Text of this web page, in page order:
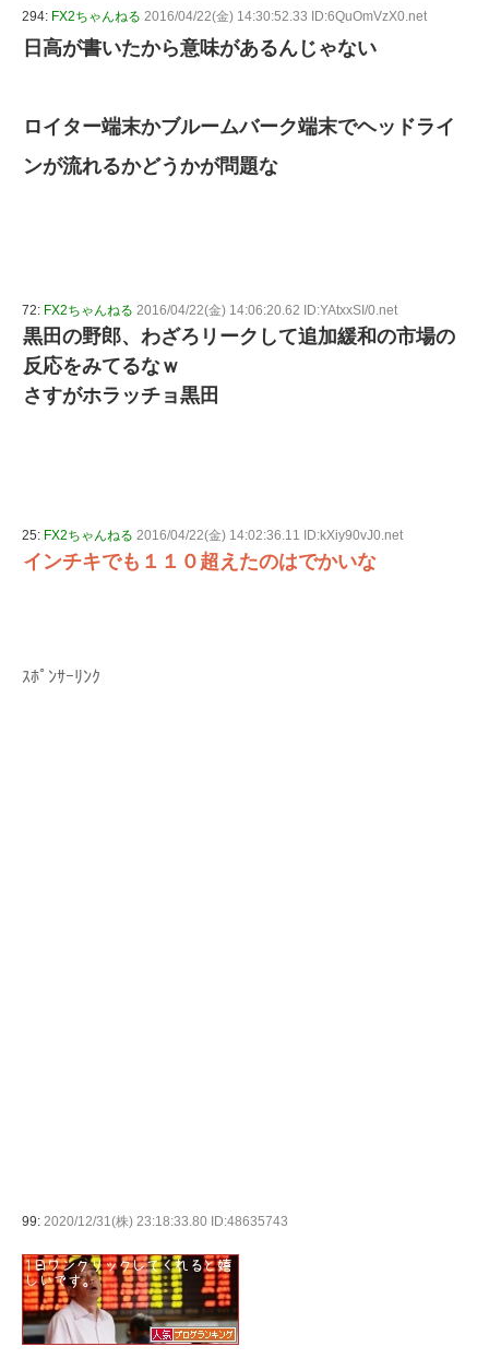
294: FX2ちゃんねる 2016/04/22(金) 14:30:52.33 ID:6QuOmVzX0.net
日高が書いたから意味があるんじゃない
ロイター端末かブルームバーク端末でヘッドライ
ンが流れるかどうかが問題な
72: FX2ちゃんねる 2016/04/22(金) 14:06:20.62 ID:YAtxxSI/0.net
黒田の野郎、わざろリークして追加緩和の市場の
反応をみてるなｗ
さすがホラッチョ黒田
25: FX2ちゃんねる 2016/04/22(金) 14:02:36.11 ID:kXiy90vJ0.net
インチキでも１１０超えたのはでかいな
ｽﾎﾟﾝｻｰﾘﾝｸ
99: 2020/12/31(株) 23:18:33.80 ID:48635743